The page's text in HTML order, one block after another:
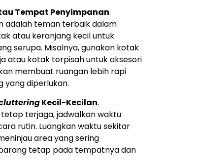
Tempat Penyimpanan.
adalah teman terbaik dalam
atau keranjang kecil untuk
serupa. Misalnya, gunakan kotak
atau kotak terpisah untuk aksesori
membuat ruangan lebih rapi
yang diperlukan.
Kecil-Kecilan.
tetap terjaga, jadwalkan waktu
rutin. Luangkan waktu sekitar
area yang sering
tetap pada tempatnya dan